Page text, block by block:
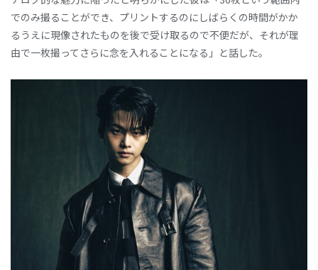
でのみ撮ることができ、プリントするのにしばらくの時間がかか
るうえに現像されたものを後で受け取るので不便だが、それが理
由で一枚撮ってさらに念を入れることになる」と話した。